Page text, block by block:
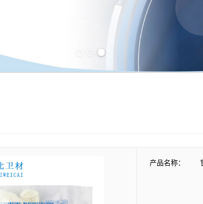
产品名称：